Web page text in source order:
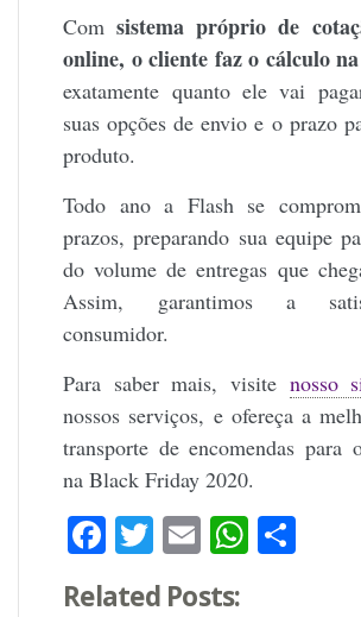
Comsistema próprio de
online, o cliente faz o cálculo
exatamente quanto ele vai
suas opções de envio e o prazo
produto.
Todo ano a Flash se
prazos, preparando sua equipe
do volume de entregas que
Assim, garantimos a
consumidor.
Para saber mais, visite nosso
nossos serviços, e ofereça a
transporte de encomendas para
na Black Friday 2020.
Facebook
Twitter
Email
Related Posts: